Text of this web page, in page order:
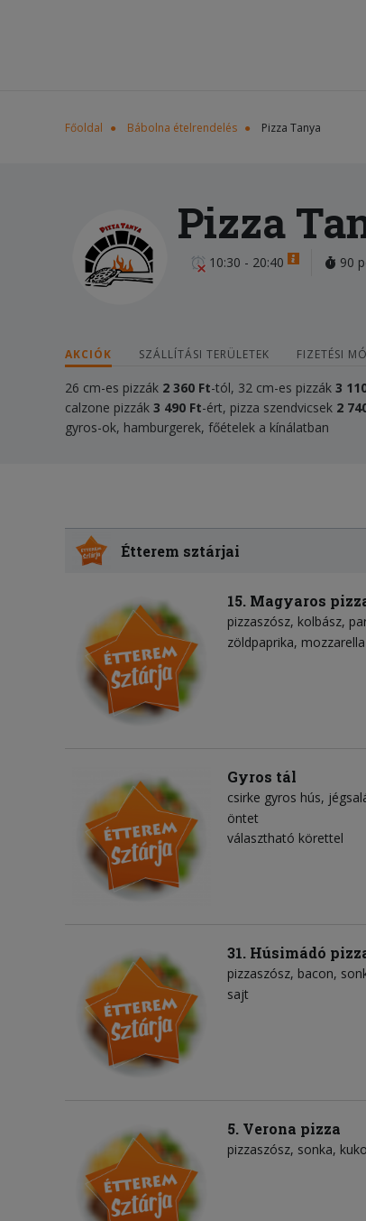
Főoldal Bábolna ételrendelés Pizza Tanya
Pizza
10:30 - 20:40 90
AKCIÓK SZÁLLÍTÁSI TERÜLETEK FIZETÉSI
26 cm-es pizzák 2 360 Ft-tól, 32 cm-es pizzák 3
calzone pizzák 3 490 Ft-ért, pizza szendvicsek 2
gyros-ok, hamburgerek, főételek a kínálatban
Étterem sztárjai
15. Magyaros
pizzaszósz kolbász
zöldpaprika
Gyros tál
csirke gyros hús
öntet
választható körettel
31. Húsimádó
pizzaszósz bacon
sajt
5. Verona pizza
pizzaszósz sonka